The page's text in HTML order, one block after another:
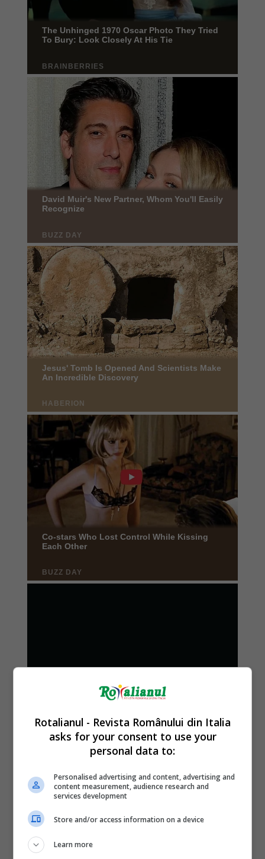
Rotalianul - Revista Românului din Italia
asks for your consent to use your
personal data to:
Personalised advertising and content, advertising and
content measurement, audience research and
services development
Store and/or access information on a device
Learn more